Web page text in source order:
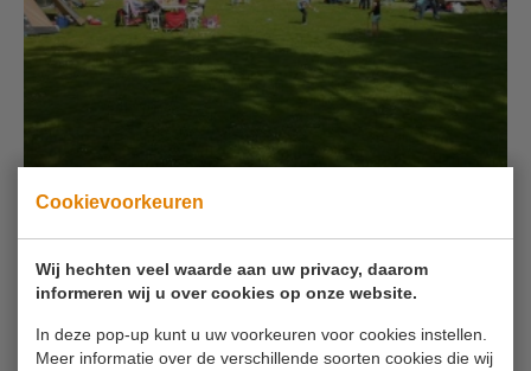
Cookievoorkeuren
Wij hechten veel waarde aan uw privacy, daarom
informeren wij u over cookies op onze website.
In deze pop-up kunt u uw voorkeuren voor cookies instellen.
Meer informatie over de verschillende soorten cookies die wij